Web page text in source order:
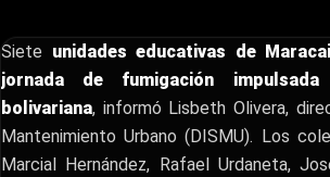
Siete unidades educativas de
jornada de fumigación
bolivariana, informó Lisbeth Olivera,
Mantenimiento Urbano (DISMU). Los
Marcial Hernández, Rafael Urdaneta,